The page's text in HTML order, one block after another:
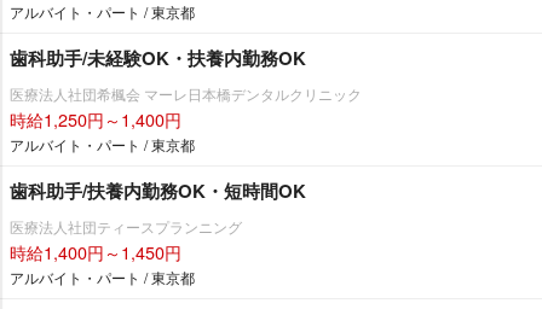
アルバイト・パート / 東京都
歯科助手/未経験OK・扶養内勤務OK
医療法人社団希楓会 マーレ日本橋デンタルクリニック
時給1,250円～1,400円
アルバイト・パート / 東京都
歯科助手/扶養内勤務OK・短時間OK
医療法人社団ティースプランニング
時給1,400円～1,450円
アルバイト・パート / 東京都